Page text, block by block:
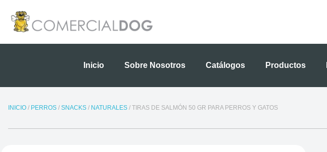
contenido
Inicio Sobre Nosotros Catálogos Productos
INICIO / PERROS / SNACKS / NATURALES / TIRAS DE SALMÓN 50 GR PARA PERROS Y GATOS